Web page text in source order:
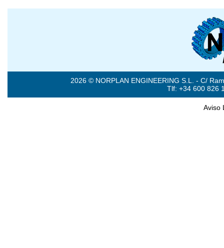
2026 © NORPLAN ENGINEERING S.L. - C/
Tlf: +34 600 826
Aviso